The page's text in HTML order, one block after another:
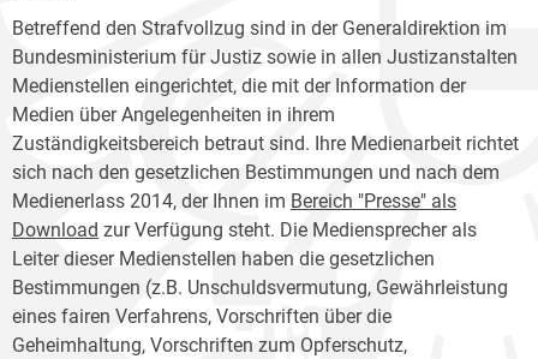
Betreffend den Strafvollzug sind in der Generaldirektion im
Bundesministerium für Justiz sowie in allen Justizanstalten
Medienstellen eingerichtet, die mit der Information der
Medien über Angelegenheiten in ihrem
Zuständigkeitsbereich betraut sind. Ihre Medienarbeit richtet
sich nach den gesetzlichen Bestimmungen und nach dem
Medienerlass 2014, der Ihnen im Bereich "Presse" als
Download zur Verfügung steht. Die Mediensprecher als
Leiter dieser Medienstellen haben die gesetzlichen
Bestimmungen (z.B. Unschuldsvermutung, Gewährleistung
eines fairen Verfahrens, Vorschriften über die
Geheimhaltung, Vorschriften zum Opferschutz,